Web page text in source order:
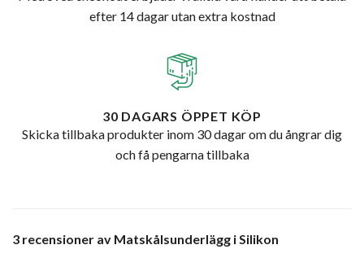
efter 14 dagar utan extra kostnad
30 DAGARS ÖPPET KÖP
Skicka tillbaka produkter inom 30 dagar om du ångrar dig
och få pengarna tillbaka
3 recensioner av Matskålsunderlägg i Silikon